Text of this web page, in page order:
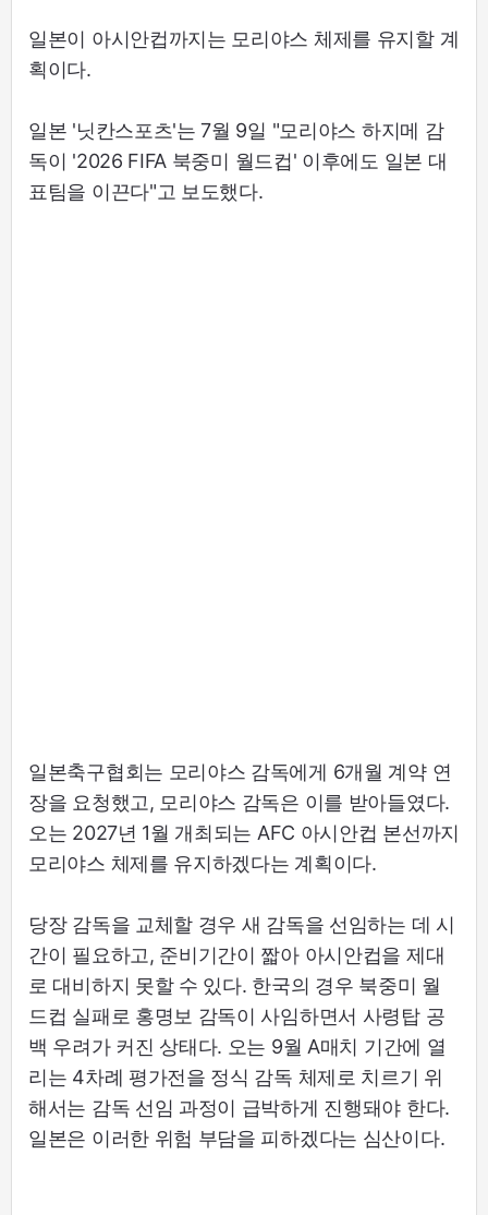
일본이 아시안컵까지는 모리야스 체제를 유지할 계
획이다.
일본 '닛칸스포츠'는 7월 9일 "모리야스 하지메 감
독이 '2026 FIFA 북중미 월드컵' 이후에도 일본 대
표팀을 이끈다"고 보도했다.
일본축구협회는 모리야스 감독에게 6개월 계약 연
장을 요청했고, 모리야스 감독은 이를 받아들였다.
오는 2027년 1월 개최되는 AFC 아시안컵 본선까지
모리야스 체제를 유지하겠다는 계획이다.
당장 감독을 교체할 경우 새 감독을 선임하는 데 시
간이 필요하고, 준비기간이 짧아 아시안컵을 제대
로 대비하지 못할 수 있다. 한국의 경우 북중미 월
드컵 실패로 홍명보 감독이 사임하면서 사령탑 공
백 우려가 커진 상태다. 오는 9월 A매치 기간에 열
리는 4차례 평가전을 정식 감독 체제로 치르기 위
해서는 감독 선임 과정이 급박하게 진행돼야 한다.
일본은 이러한 위험 부담을 피하겠다는 심산이다.